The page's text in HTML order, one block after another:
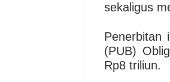
sekaligus
Penerbitan
(PUB)
Rp8 triliun.